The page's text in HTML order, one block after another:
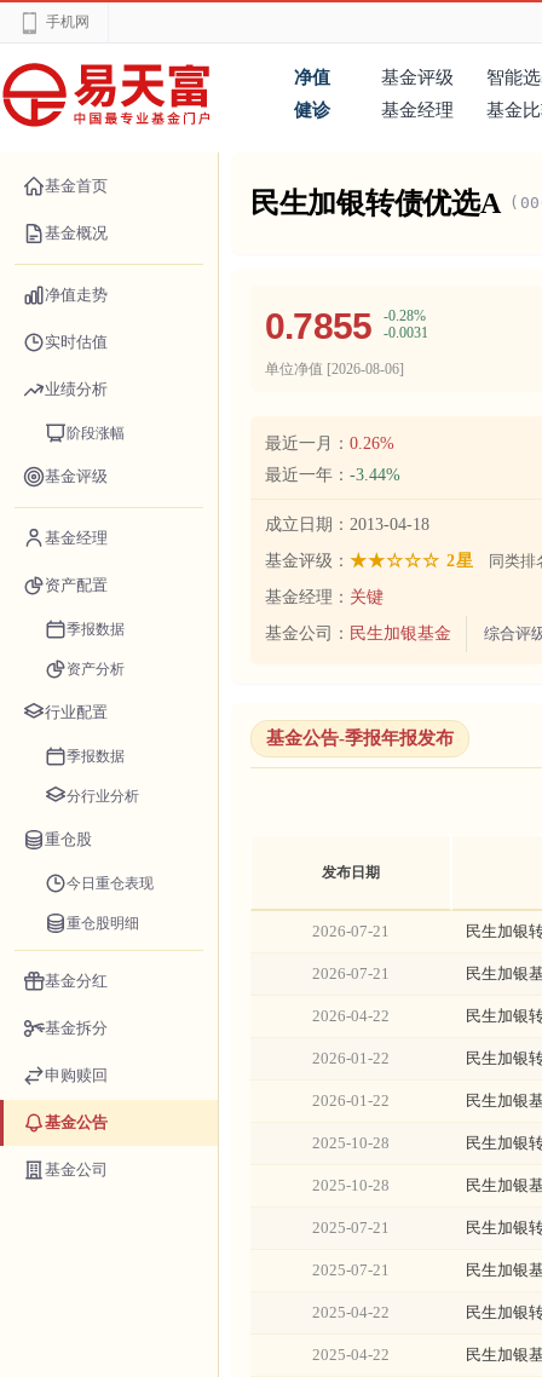
手机网
净值 基金评级
智能
健诊
基金经理 基金
基金首页
基金概况
净值走势
实时估值
业绩分析
阶段涨幅
基金评级
基金经理
资产配置
季报数据
资产分析
行业配置
季报数据
分行业分析
重仓股
今日重仓表现
重仓股明细
基金分红
基金拆分
申购赎回
基金公告
基金公司
民生加银转债优选A
0.7855
-0.28%
-0.0031
单位净值 [2026-08-06]
最近一月： 0.26%
最近一年： -3.44%
成立日期： 2013-04-18
基金评级： ★★☆☆☆ 2星
同类排
基金经理： 关键
基金公司： 民生加银基金 综合评
基金公告-季报年报发布
发布日期
2026-07-21 民生加银
2026-07-21 民生加银
2026-04-22 民生加银
2026-01-22 民生加银
2026-01-22 民生加银
2025-10-28 民生加银
2025-10-28 民生加银
2025-07-21 民生加银
2025-07-21 民生加银
2025-04-22 民生加银
2025-04-22 民生加银